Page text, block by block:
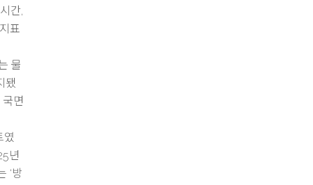
간,
표
물
됐
면
였
년
‘방